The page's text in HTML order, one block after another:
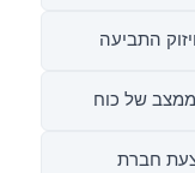
התביעה
של כוח
חברת